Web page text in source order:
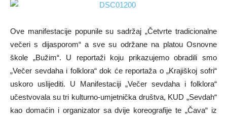
Ove manifestacije popunile su sadržaj „Četvrte tradicionalne
večeri s dijasporom“ a sve su održane na platou Osnovne
škole „Bužim“. U reportaži koju prikazujemo obradili smo
„Večer sevdaha i folklora“ dok će reportaža o „Krajiškoj sofri“
uskoro uslijediti. U Manifestaciji „Večer sevdaha i folklora“
učestvovala su tri kulturno-umjetnička društva, KUD „Sevdah“
kao domaćin i organizator sa dvije koreografije te „Čava“ iz